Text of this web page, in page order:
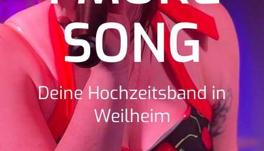
SONG
Deine Hochzeitsband in
Weilheim